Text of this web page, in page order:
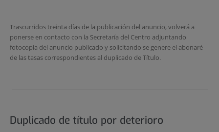
Trascurridos treinta días de la publicación del anuncio, volverá a
ponerse en contacto con la Secretaría del Centro adjuntando
fotocopia del anuncio publicado y solicitando se genere el abonaré
de las tasas correspondientes al duplicado de Título.
Duplicado de título por deterioro